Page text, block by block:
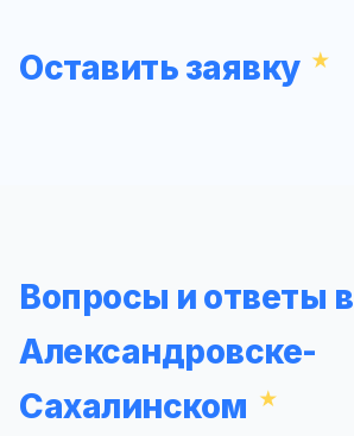
Оставить заявку
Вопросы и ответы в
Александровске-
Сахалинском